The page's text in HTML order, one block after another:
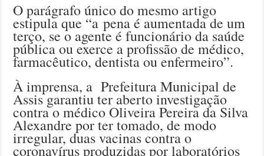
O parágrafo único do mesmo artigo
estipula que “a pena é aumentada de um
terço, se o agente é funcionário da saúde
pública ou exerce a profissão de médico,
farmacêutico, dentista ou enfermeiro”.
À imprensa, a Prefeitura Municipal de
Assis garantiu ter aberto investigação
contra o médico Oliveira Pereira da Silva
Alexandre por ter tomado, de modo
irregular, duas vacinas contra o
coronavírus produzidas por laboratórios